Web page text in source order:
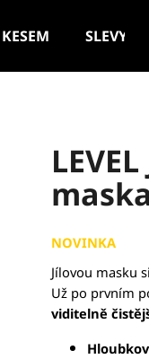
KESEM SLEVY
NOVINKA
Jílovou masku
Už po prvním
viditelně